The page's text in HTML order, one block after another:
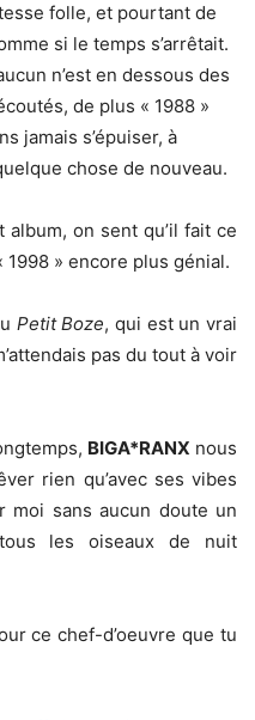
folle, et pourtant de
si le temps s’arrêtait.
n’est en dessous des
de plus « 1988 »
jamais s’épuiser, à
chose de nouveau.
album, on sent qu’il fait ce
1998 » encore plus génial.
Petit Boze, qui est un vrai
pas du tout à voir
BIGA*RANX nous
rien qu’avec ses vibes
moi sans aucun doute un
les oiseaux de nuit
ce chef-d’oeuvre que tu